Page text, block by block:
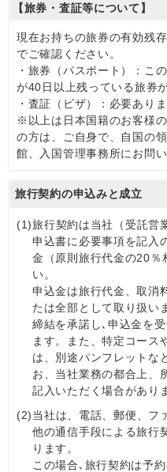
【旅券・査証等について】
現在お持ちの旅券の有効残
でご確認ください。
・旅券（パスポート）：こ
が40日以上残っている旅券
・査証（ビザ）：必要ありま
※以上は日本国籍のお客様
の方は、ご自身で、自国の
館、入国管理事務所にお問
旅行契約の申込みと成立
(1)旅行契約は当社（受託営
申込書に必要事項を記入
金（原則旅行代金の20％
い。
申込金は旅行代金、取消
たは全部として取り扱い
締結を承諾し､申込金を
ます。また、特定コース
は、別途パンフレットな
お、当社業務の都合上、
記入いただく場合があり
(2)当社は、電話、郵便、フ
他の通信手段による旅行
ります。
この場合､旅行契約は予